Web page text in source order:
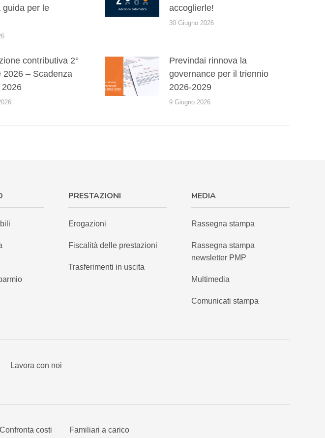
guida per le
accoglierle!
30 Giugno 2026
contributiva 2°
2026 – Scadenza
2026
Previndai rinnova la
governance per il triennio
2026-2029
9 Giugno 2026
PRESTAZIONI
Erogazioni
Fiscalità delle prestazioni
Trasferimenti in uscita
MEDIA
Rassegna stampa
Rassegna stampa
newsletter PMP
Multimedia
Comunicati stampa
Lavora con noi
Confronta costi Familiari a carico